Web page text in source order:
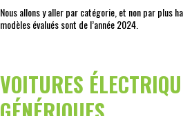
Nous allons y aller par catégorie, et non par plus
modèles évalués sont de l’année 2024.
VOITURES